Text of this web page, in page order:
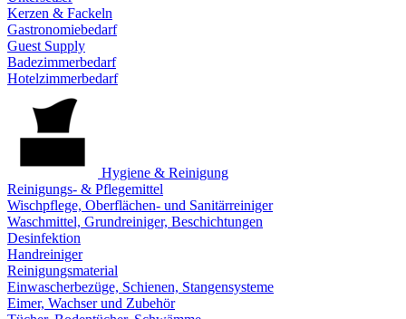
Kerzen & Fackeln
Gastronomiebedarf
Guest Supply
Badezimmerbedarf
Hotelzimmerbedarf
Hygiene & Reinigung
Reinigungs- & Pflegemittel
Wischpflege, Oberflächen- und Sanitärreiniger
Waschmittel, Grundreiniger, Beschichtungen
Desinfektion
Handreiniger
Reinigungsmaterial
Einwascherbezüge, Schienen, Stangensysteme
Eimer, Wachser und Zubehör